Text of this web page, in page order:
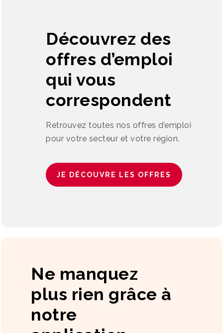
Découvrez des
offres d’emploi
qui vous
correspondent
Retrouvez toutes nos offres d’emploi
pour votre secteur et votre région.
JE DÉCOUVRE LES OFFRES
Ne manquez
plus rien grâce à
notre